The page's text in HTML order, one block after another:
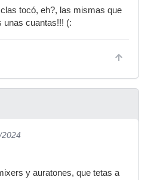
tocó, eh?, las mismas que
unas cuantas!!! (:
y auratones, que tetas a